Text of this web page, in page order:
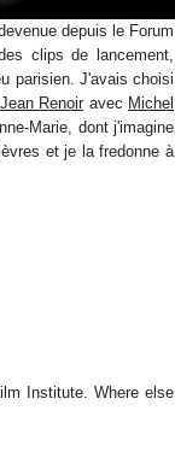
depuis le Forum
clips de lancement,
parisien. J'avais choisi
Jean Renoir avec Michel
Marie, dont j'imagine
et je la fredonne à
Institute. Where else